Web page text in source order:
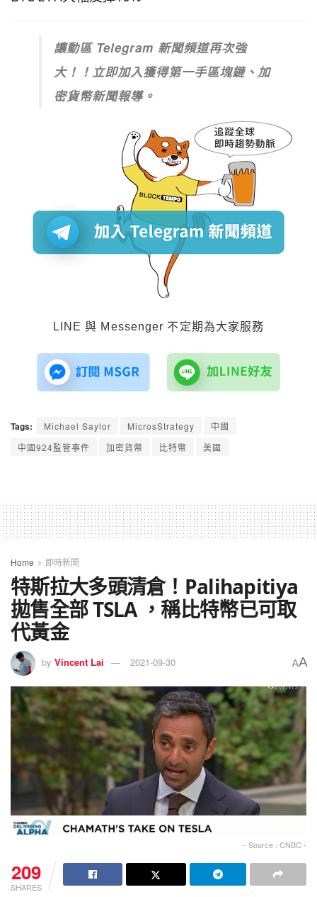
讓動區 Telegram 新聞頻道再次強
大！！立即加入獲得第一手區塊鏈、加
密貨幣新聞報導。
LINE 與 Messenger 不定期為大家服務
Tags: Michael Saylor MicrosStrategy
中國
中國924監管事件
加密貨幣 比特幣 美國
Home 即時新聞
特斯拉大多頭清倉！Palihapitiya
拋售全部 TSLA ，稱比特幣已可取
代黃金
by Vincent Lai 2021-09-30 AA
- Source : CNBC -
209
SHARES